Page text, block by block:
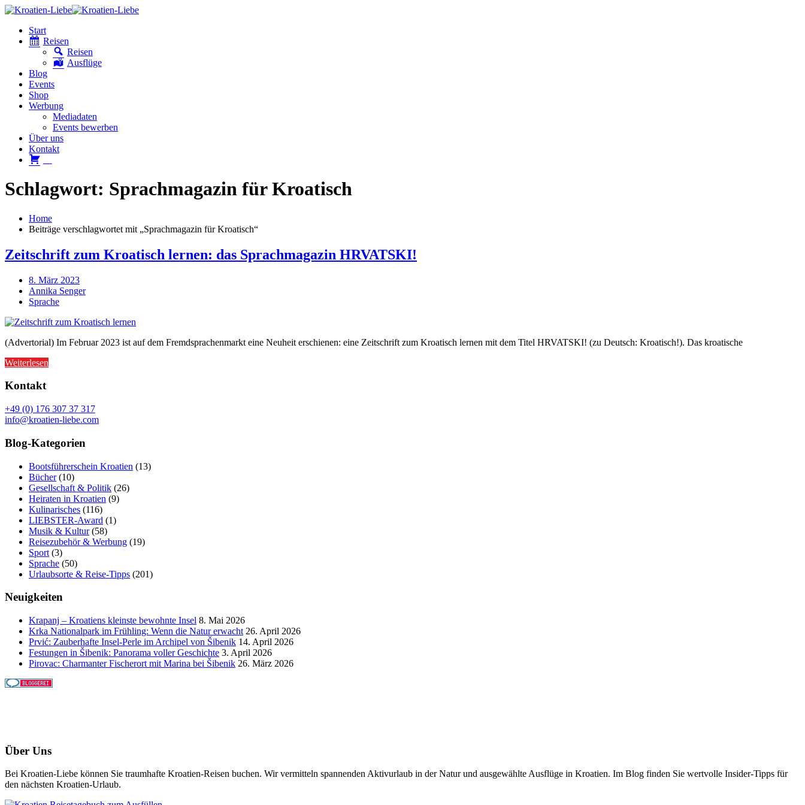
Start
Reisen
Reisen
Ausflüge
Blog
Events
Shop
Werbung
Mediadaten
Events bewerben
Über uns
Kontakt
Schlagwort: Sprachmagazin für Kroatisch
Home
Beiträge verschlagwortet mit „Sprachmagazin für Kroatisch“
Zeitschrift zum Kroatisch lernen: das Sprachmagazin HRVATSKI!
8. März 2023
Annika Senger
Sprache
(Advertorial) Im Februar 2023 ist auf dem Fremdsprachenmarkt eine Neuheit erschienen: eine Zeitschrift zum Kroatisch lernen mit dem Titel HRVATSKI! (zu Deutsch: Kroatisch!). Das kroatische
Weiterlesen
Kontakt
+49 (0) 176 307 37 317
info@kroatien-liebe.com
Blog-Kategorien
Bootsführerschein Kroatien (13)
Bücher(10)
Gesellschaft & Politik (26)
Heiraten in Kroatien (9)
Kulinarisches (116)
LIEBSTER-Award (1)
Musik & Kultur(58)
Reisezubehör & Werbung (19)
Sport (3)
Sprache (50)
Urlaubsorte & Reise-Tipps (201)
Neuigkeiten
Krapanj – Kroatiens kleinste bewohnte Insel 8. Mai 2026
Krka Nationalpark im Frühling: Wenn die Natur erwacht 26. April 2026
Prvić: Zauberhafte Insel-Perle im Archipel von Šibenik 14. April 2026
Festungen in Šibenik: Panorama voller Geschichte 3. April 2026
Pirovac: Charmanter Fischerort mit Marina bei Šibenik 26. März 2026
Über Uns
Bei Kroatien-Liebe können Sie traumhafte Kroatien-Reisen buchen. Wir vermitteln spannenden Aktivurlaub in der Natur und ausgewählte Ausflüge in Kroatien. Im Blog finden Sie wertvolle Insider-Tipps für
den nächsten Kroatien-Urlaub.